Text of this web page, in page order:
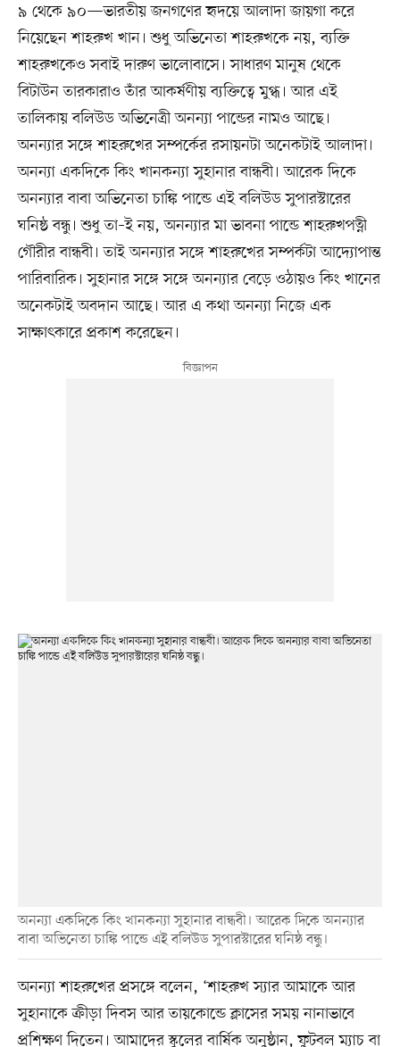
৯ থেকে ৯০—ভারতীয় জনগণের হৃদয়ে আলাদা জায়গা করে
নিয়েছেন শাহরুখ খান। শুধু অভিনেতা শাহরুখকে নয়, ব্যক্তি
শাহরুখকেও সবাই দারুণ ভালোবাসে। সাধারণ মানুষ থেকে
বিটাউন তারকারাও তাঁর আকর্ষণীয় ব্যক্তিত্বে মুগ্ধ। আর এই
তালিকায় বলিউড অভিনেত্রী অনন্যা পান্ডের নামও আছে।
অনন্যার সঙ্গে শাহরুখের সম্পর্কের রসায়নটা অনেকটাই আলাদা।
অনন্যা একদিকে কিং খানকন্যা সুহানার বান্ধবী। আরেক দিকে
অনন্যার বাবা অভিনেতা চাঙ্কি পান্ডে এই বলিউড সুপারস্টারের
ঘনিষ্ঠ বন্ধু। শুধু তা–ই নয়, অনন্যার মা ভাবনা পান্ডে শাহরুখপত্নী
গৌরীর বান্ধবী। তাই অনন্যার সঙ্গে শাহরুখের সম্পর্কটা আদ্যোপান্ত
পারিবারিক। সুহানার সঙ্গে সঙ্গে অনন্যার বেড়ে ওঠায়ও কিং খানের
অনেকটাই অবদান আছে। আর এ কথা অনন্যা নিজে এক
সাক্ষাৎকারে প্রকাশ করেছেন।
অনন্যা একদিকে কিং খানকন্যা সুহানার বান্ধবী। আরেক দিকে অনন্যার
বাবা অভিনেতা চাঙ্কি পান্ডে এই বলিউড সুপারস্টারের ঘনিষ্ঠ বন্ধু।
অনন্যা শাহরুখের প্রসঙ্গে বলেন, ‘শাহরুখ স্যার আমাকে আর
সুহানাকে ক্রীড়া দিবস আর তায়কোন্ডে ক্লাসের সময় নানাভাবে
প্রশিক্ষণ দিতেন। আমাদের স্কুলের বার্ষিক অনুষ্ঠান, ফুটবল ম্যাচ বা